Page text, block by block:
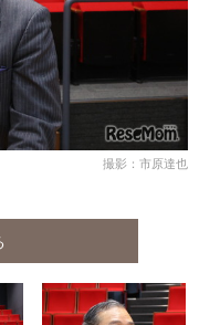
撮影：市原達也